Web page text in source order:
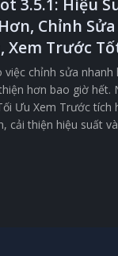
Chỉnh
Xem Trước
việc chỉnh sửa nhanh
hơn bao giờ hết.
Ưu Xem Trước tích
thiện hiệu suất